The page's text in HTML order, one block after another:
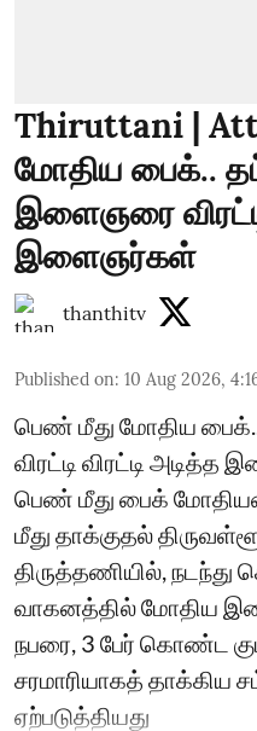
Thiruttani |
மோதிய பைக்..
இளைஞரை
இளைஞர்கள்
thanthitv
Published on: 10 Aug 2026,
பெண் மீது மோதிய
விரட்டி விரட்டி
பெண் மீது பைக்
மீது தாக்குதல்
திருத்தணியில்,
வாகனத்தில் மோதிய
நபரை, 3 பேர் கொண்ட
சரமாரியாகத் தாக்கிய
ஏற்படுத்தியது